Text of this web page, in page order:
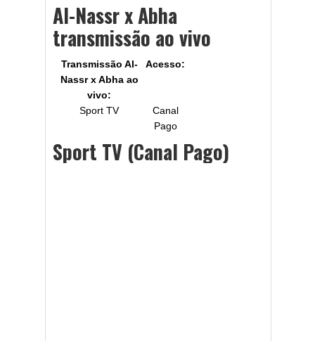
Al-Nassr x Abha
transmissão ao vivo
Transmissão Al-
Nassr x Abha ao
vivo:
Acesso:
Sport TV
Canal
Pago
Sport TV (Canal Pago)